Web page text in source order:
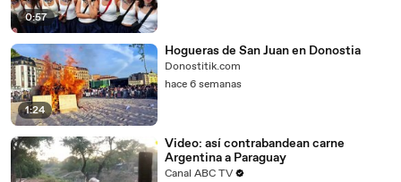
0:57
1:24
Hogueras de San Juan en Donostia
Donostitik.com
hace 6 semanas
Video: así contrabandean carne
Argentina a Paraguay
Canal ABC TV